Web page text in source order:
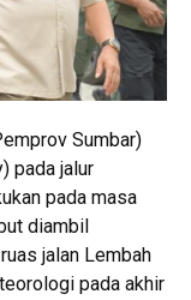
Sumbar)
pada jalur
pada masa
diambil
jalan Lembah
pada akhir